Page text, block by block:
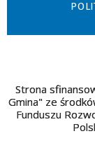
Strona
Gmina" ze
Funduszu